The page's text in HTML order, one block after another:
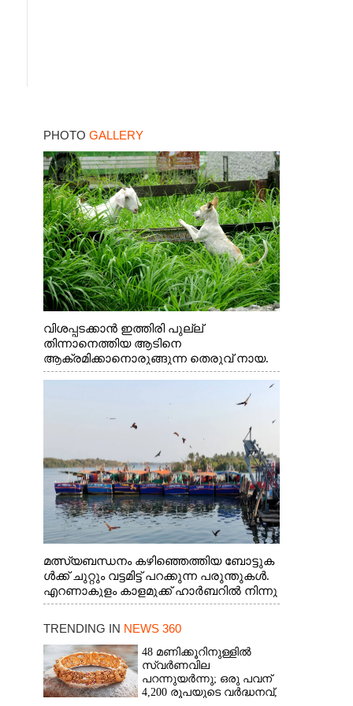
PHOTO GALLERY
വിശപ്പടക്കാൻ ഇത്തിരി പുല്ല്
തിന്നാനെത്തിയ ആടിനെ
ആക്രമിക്കാനൊരുങ്ങുന്ന തെരുവ് നായ.
എറണാകുളം വാത്തുരുത്തിയിൽ നിന്നുള്ള
മത്സ്യബന്ധനം കഴിഞ്ഞെത്തിയ ബോട്ടുക
ൾക്ക് ചുറ്റും വട്ടമിട്ട് പറക്കുന്ന പരുന്തുകൾ.
എറണാകുളം കാളമുക്ക് ഹാർബറിൽ നിന്നു
ള്ള കാഴ്ച
TRENDING IN NEWS 360
48 മണിക്കൂറിനുള്ളിൽ
സ്വർണവില
പറന്നുയർന്നു; ഒരു പവന്
4,200 രൂപയുടെ വർദ്ധനവ്,